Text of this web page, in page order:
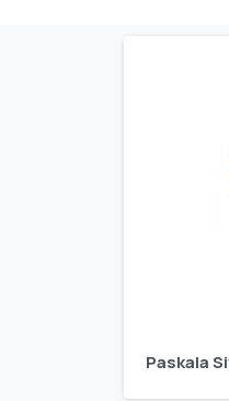
Paskala